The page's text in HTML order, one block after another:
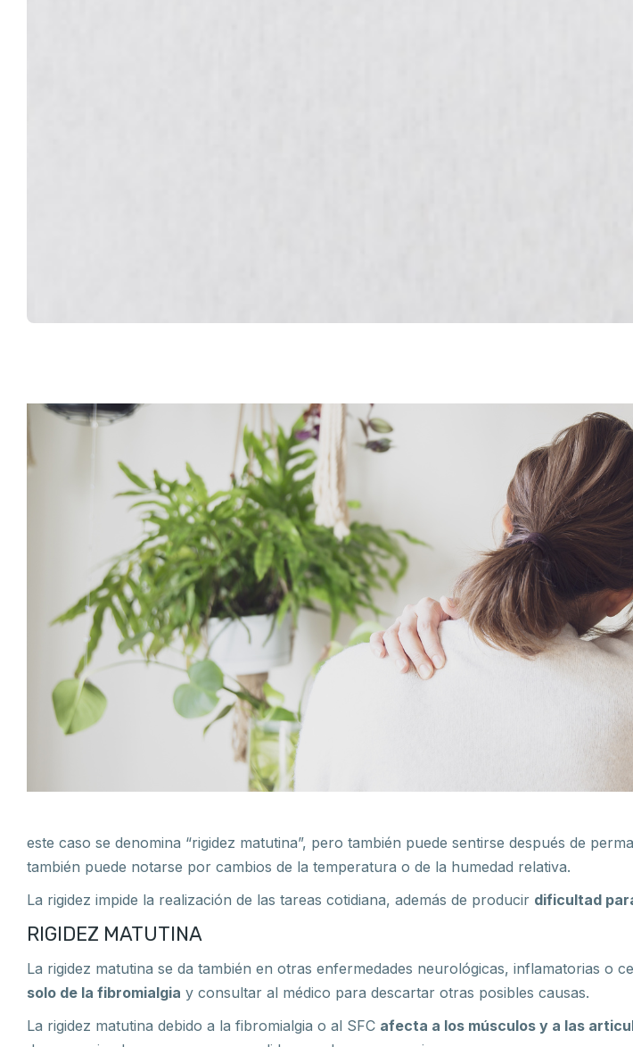
este caso se denomina “rigidez matutina”, pero también puede sentirse después de
también puede notarse por cambios de la temperatura o de la humedad relativa.
La rigidez impide la realización de las tareas cotidiana, además de producir dificultad
RIGIDEZ MATUTINA
La rigidez matutina se da también en otras enfermedades neurológicas, inflamatorias o
solo de la fibromialgia y consultar al médico para descartar otras posibles causas.
La rigidez matutina debido a la fibromialgia o al SFC afecta a los músculos y a las